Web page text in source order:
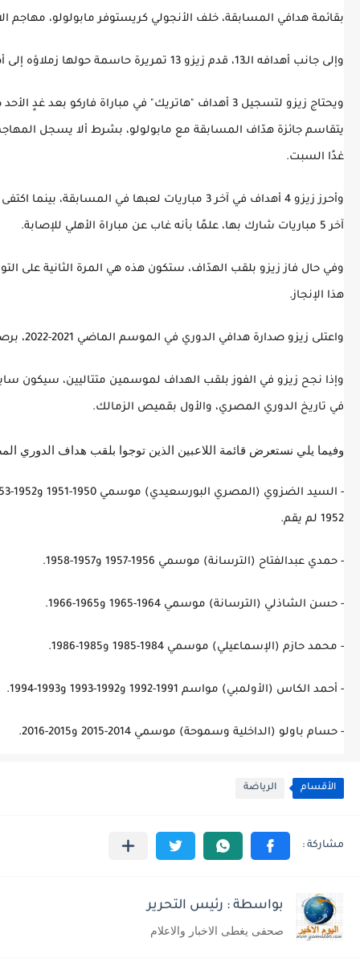
بقائمة هدافي المسابقة، خلف الأنجولي كريستوفر مابولولو، مهاجم
وإلى جانب أهدافه الـ13، قدم زيزو 13 تمريرة حاسمة حولها زملاؤه إلى أهداف.
ويحتاج زيزو لتسجيل 3 أهداف "هاتريك" في مباراة فاركو بعد
يتقاسم جائزة هدّاف المسابقة مع مابولولو، بشرط ألا يسجل
غدًا السبت.
وأحرز زيزو 4 أهداف في آخر 3 مباريات لعبها في
آخر 5 مباريات شارك بها، علمًا بأنه غاب عن مباراة الأهلي للإصابة.
وفي حال فاز زيزو بلقب الهدّاف، ستكون هذه هي المرة الثانية على
هذا الإنجاز.
واعتلى زيزو صدارة هدافي الدوري في الموسم الماضي 2021-2022، برصيد 19 هدفًا.
وإذا نجح زيزو في الفوز بلقب الهداف لموسمين متتاليين، سيكون
في تاريخ الدوري المصري، والأول بقميص الزمالك.
وفيما يلي نستعرض قائمة اللاعبين الذين توجوا بلقب هداف الدوري
1952 لم يقم.
- حمدي عبدالفتاح (الترسانة) موسمي 1956-1957 و1957-1958.
- حسن الشاذلي (الترسانة) موسمي 1964-1965 و1965-1966.
- محمد حازم (الإسماعيلي) موسمي 1984-1985 و1985-1986.
- أحمد الكاس (الأولمبي) مواسم 1991-1992 و1992-1993 و1993-1994.
- حسام باولو (الداخلية وسموحة) موسمي 2014-2015 و2015-2016.
الأقسام الرياضة
بواسطة : رئيس التحرير
صحفى يغطى الاخبار والاعلام